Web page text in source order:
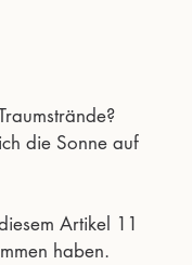
die Sonne auf
Artikel 11
haben.